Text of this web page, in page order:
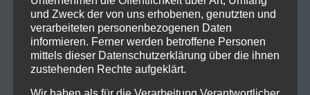
und Zweck der von uns erhobenen, genutzten und
verarbeiteten personenbezogenen Daten
informieren. Ferner werden betroffene Personen
mittels dieser Datenschutzerklärung über die ihnen
zustehenden Rechte aufgeklärt.